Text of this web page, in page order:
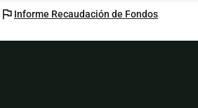
flag Informe Recaudación de Fondos